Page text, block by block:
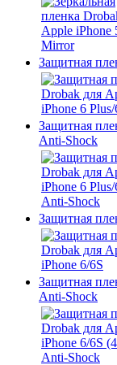
Защитная
Защитная
Anti-Shock
Защитная
Защитная
Anti-Shock